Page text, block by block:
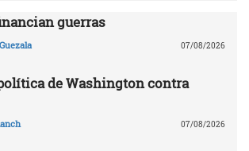
guerras
07/08/2026
de Washington contra
07/08/2026